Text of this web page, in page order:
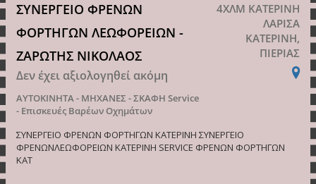
ΣΥΝΕΡΓΕΙΟ ΦΡΕΝΩΝ
ΦΟΡΤΗΓΩΝ ΛΕΩΦΟΡΕΙΩΝ -
ΖΑΡΩΤΗΣ ΝΙΚΟΛΑΟΣ
Δεν έχει αξιολογηθεί ακόμη
ΑΥΤΟΚΙΝΗΤΑ - ΜΗΧΑΝΕΣ - ΣΚΑΦΗ Service
- Επισκευές Βαρέων Οχημάτων
4ΧΛΜ ΚΑΤΕΡΙΝΗ
ΛΑΡΙΣΑ
ΚΑΤΕΡΙΝΗ,
ΠΙΕΡΙΑΣ
ΣΥΝΕΡΓΕΙΟ ΦΡΕΝΩΝ ΦΟΡΤΗΓΩΝ ΚΑΤΕΡΙΝΗ ΣΥΝΕΡΓΕΙΟ
ΦΡΕΝΩΝΛΕΩΦΟΡΕΙΩΝ ΚΑΤΕΡΙΝΗ SERVICE ΦΡΕΝΩΝ ΦΟΡΤΗΓΩΝ
ΚΑΤ